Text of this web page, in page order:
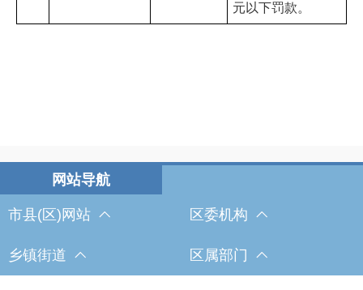
元以下罚款。
市县(区)网站 区委机构
乡镇街道 区属部门